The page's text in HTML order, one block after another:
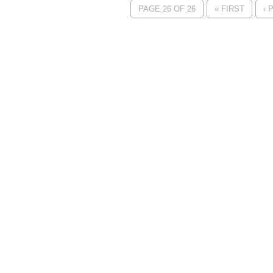
PAGE 26 OF 26 « FIRST ‹